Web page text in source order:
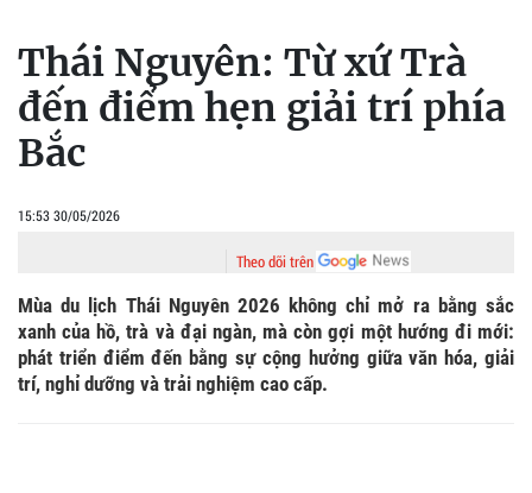
Thái Nguyên: Từ xứ Trà
đến điểm hẹn giải trí phía
Bắc
15:53 30/05/2026
Theo dõi trên
Mùa du lịch Thái Nguyên 2026 không chỉ mở ra bằng sắc
xanh của hồ, trà và đại ngàn, mà còn gợi một hướng đi mới:
phát triển điểm đến bằng sự cộng hưởng giữa văn hóa, giải
trí, nghỉ dưỡng và trải nghiệm cao cấp.